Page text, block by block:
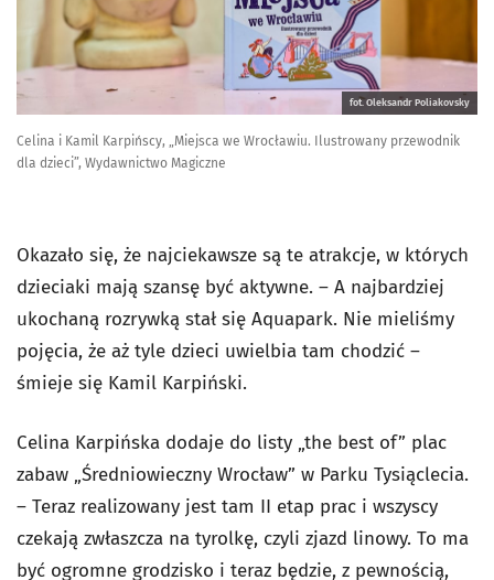
fot. Oleksandr Poliakovsky
Celina i Kamil Karpińscy, „Miejsca we Wrocławiu. Ilustrowany przewodnik
dla dzieci”, Wydawnictwo Magiczne
Okazało się, że najciekawsze są te atrakcje, w których
dzieciaki mają szansę być aktywne. – A najbardziej
ukochaną rozrywką stał się Aquapark. Nie mieliśmy
pojęcia, że aż tyle dzieci uwielbia tam chodzić –
śmieje się Kamil Karpiński.
Celina Karpińska dodaje do listy „the best of” plac
zabaw „Średniowieczny Wrocław” w Parku Tysiąclecia.
– Teraz realizowany jest tam II etap prac i wszyscy
czekają zwłaszcza na tyrolkę, czyli zjazd linowy. To ma
być ogromne grodzisko i teraz będzie, z pewnością,